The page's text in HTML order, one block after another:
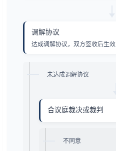
调解协议
达成调解协议，双方签收后生效
未达成调解协议
合议庭裁决或裁判
不同意